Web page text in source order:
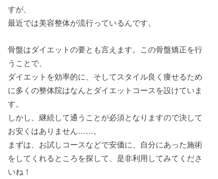
すが、
最近では美容整体が流行っているんです。
骨盤はダイエットの要とも言えます。この骨盤矯正を行
うことで、
ダイエットを効率的に、そしてスタイル良く痩せるため
に多くの整体院はなんとダイエットコースを設けていま
す。
しかし、継続して通うことが必須となりますので決して
お安くはありません……。
まずは、お試しコースなどで安価に、自分にあった施術
をしてくれるところを探して、是非利用してみてくださ
いね！